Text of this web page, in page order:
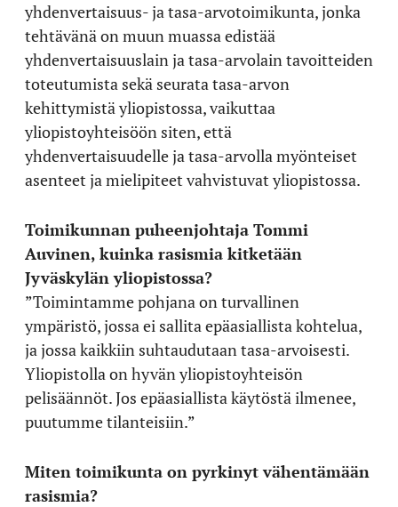
yhdenvertaisuus- ja tasa-arvotoimikunta, jonka
tehtävänä on muun muassa edistää
yhdenvertaisuuslain ja tasa-arvolain tavoitteiden
toteutumista sekä seurata tasa-arvon
kehittymistä yliopistossa, vaikuttaa
yliopistoyhteisöön siten, että
yhdenvertaisuudelle ja tasa-arvolla myönteiset
asenteet ja mielipiteet vahvistuvat yliopistossa.
Toimikunnan puheenjohtaja Tommi
Auvinen, kuinka rasismia kitketään
Jyväskylän yliopistossa?
”Toimintamme pohjana on turvallinen
ympäristö, jossa ei sallita epäasiallista kohtelua,
ja jossa kaikkiin suhtaudutaan tasa-arvoisesti.
Yliopistolla on hyvän yliopistoyhteisön
pelisäännöt. Jos epäasiallista käytöstä ilmenee,
puutumme tilanteisiin.”
Miten toimikunta on pyrkinyt vähentämään
rasismia?